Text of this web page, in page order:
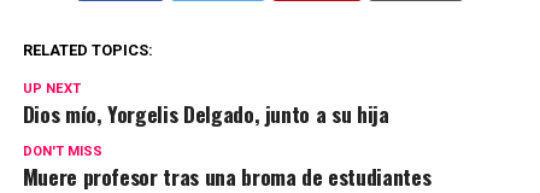
RELATED TOPICS:
UP NEXT
Dios mío, Yorgelis Delgado, junto a su hija
DON'T MISS
Muere profesor tras una broma de estudiantes